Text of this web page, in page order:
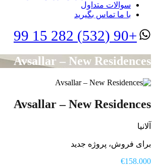
سوالات متداول
با ما تماس بگیرید
+90 (532) 282 15 99
Avsallar – New Residences
Avsallar – New Residences
آلانیا
برای فروش، پروژه جدید
€158.000